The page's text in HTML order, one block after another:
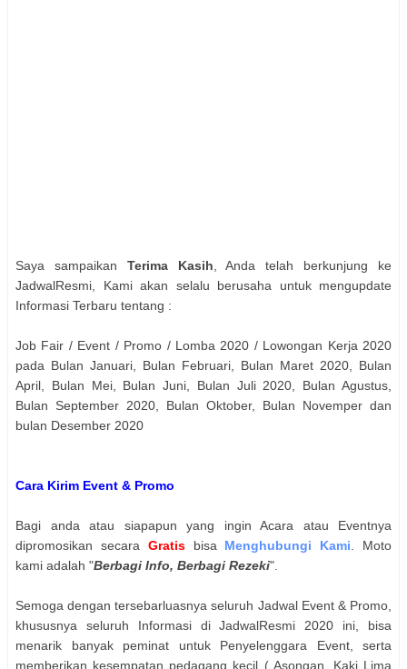
Saya sampaikan Terima Kasih , Anda telah berkunjung ke
JadwalResmi, Kami akan selalu berusaha untuk mengupdate
Informasi Terbaru tentang :
Job Fair / Event / Promo / Lomba 2020 / Lowongan Kerja 2020
pada Bulan Januari, Bulan Februari, Bulan Maret 2020, Bulan
April, Bulan Mei, Bulan Juni, Bulan Juli 2020, Bulan Agustus,
Bulan September 2020, Bulan Oktober, Bulan Novemper dan
bulan Desember 2020
Cara Kirim Event & Promo
Bagi anda atau siapapun yang ingin Acara atau Eventnya
dipromosikan secara Gratisbisa Menghubungi Kami . Moto
kami adalah "Berbagi Info, Berbagi Rezeki".
Semoga dengan tersebarluasnya seluruh Jadwal Event & Promo,
khususnya seluruh Informasi di JadwalResmi 2020 ini, bisa
menarik banyak peminat untuk Penyelenggara Event, serta
memberikan kesempatan pedagang kecil ( Asongan, Kaki Lima